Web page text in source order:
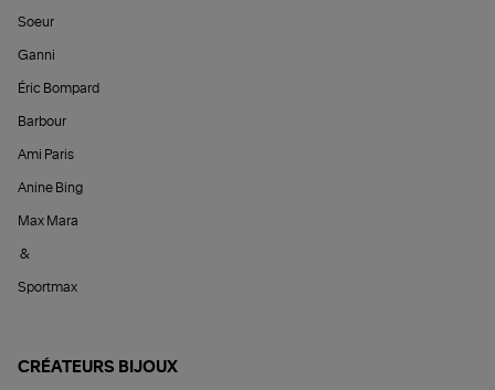
Soeur
Ganni
Éric Bompard
Barbour
Ami Paris
Anine Bing
Max Mara
&
Sportmax
CRÉATEURS BIJOUX